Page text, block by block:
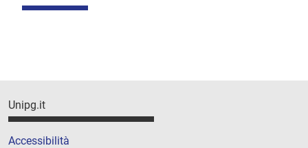
Unipg.it
Accessibilità